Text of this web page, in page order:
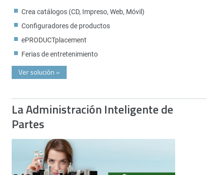
Crea catálogos (CD, Impreso, Web, Móvil)
Configuradores de productos
ePRODUCTplacement
Ferias de entretenimiento
Ver solución »
La Administración Inteligente de
Partes